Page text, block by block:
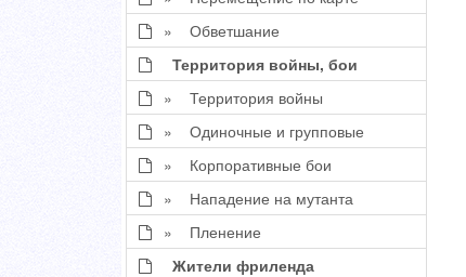
» Обветшание
Территория войны, бои
» Территория войны
» Одиночные и групповые
» Корпоративные бои
» Нападение на мутанта
» Пленение
Жители фриленда